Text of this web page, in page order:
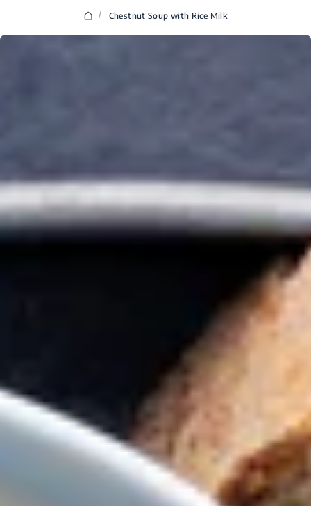
/ Chestnut Soup with Rice Milk